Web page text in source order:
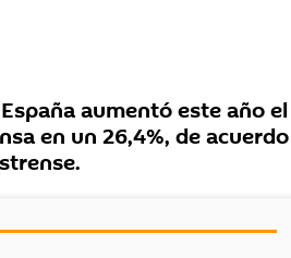
aumentó este año el
en un 26,4%, de acuerdo